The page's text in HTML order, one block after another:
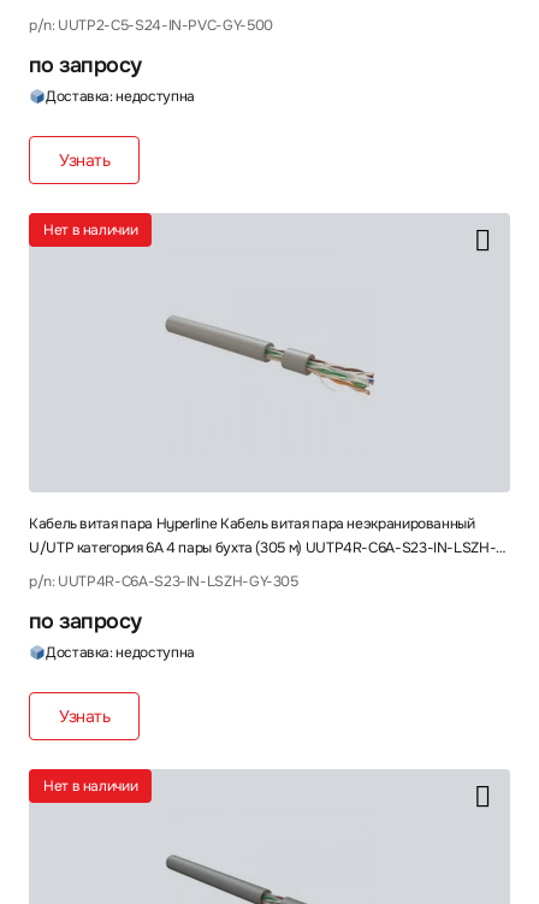
p/n: UUTP2-C5-S24-IN-PVC-GY-500
по запросу
Доставка: недоступна
Узнать
Кабель витая пара Hyperline Кабель витая пара неэкранированный
U/UTP категория 6A 4 пары бухта (305 м) UUTP4R-C6A-S23-IN-LSZH-
GY-305
p/n: UUTP4R-C6A-S23-IN-LSZH-GY-305
по запросу
Доставка: недоступна
Узнать
Нет в наличии
Нет в наличии